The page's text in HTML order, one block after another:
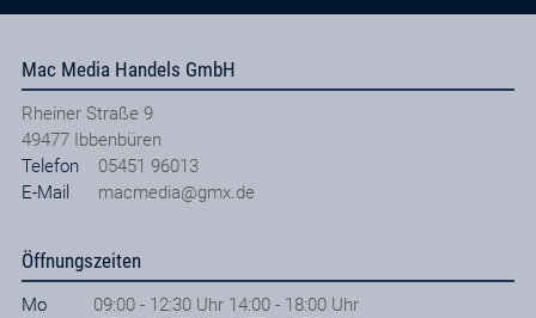
Mac Media Handels GmbH
Rheiner Straße 9
49477 Ibbenbüren
Telefon
05451 96013
E-Mail
macmedia@gmx.de
Öffnungszeiten
Mo
09:00 - 12:30 Uhr 14:00 - 18:00 Uhr